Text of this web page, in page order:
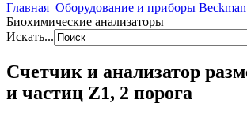
Главная Оборудование и приборы
Биохимические анализаторы
Искать...
Счетчик и анализатор
и частиц Z1, 2 порога